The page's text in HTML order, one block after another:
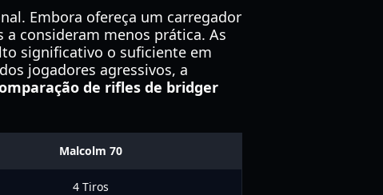
Embora ofereça um carregador
consideram menos prática. As
significativo o suficiente em
jogadores agressivos, a
de rifles de bridger
Malcolm 70
4 Tiros